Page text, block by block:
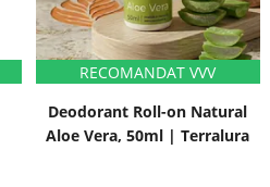
Deodorant Roll-on Natural
Aloe Vera, 50ml | Terralura